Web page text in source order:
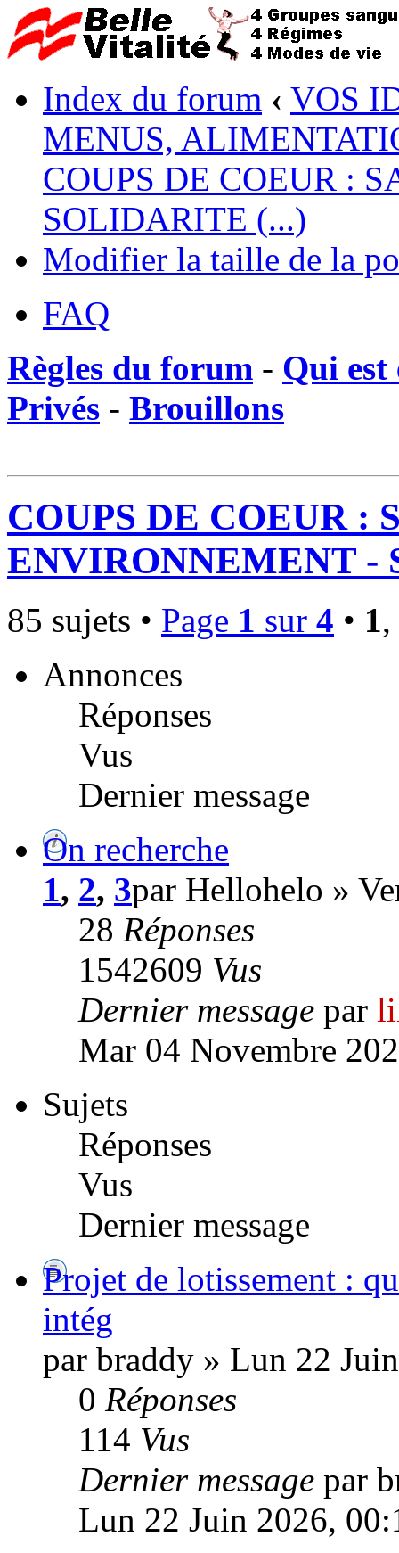
Index du forum ‹ VOS
MENUS,
COUPS DE COEUR :
SOLIDARITE (...)
Modifier la taille de la
FAQ
Règles du forum - Qui est
Privés - Brouillons
COUPS DE COEUR :
ENVIRONNEMENT -
85 sujets • Page 1 sur 4 • 1,
Annonces
Réponses
Vus
Dernier message
On recherche
1, 2, 3par Hellohelo »
28 Réponses
1542609 Vus
Dernier message par
Mar 04 Novembre
Sujets
Réponses
Vus
Dernier message
Projet de lotissement :
intég
par braddy » Lun 22
0 Réponses
114 Vus
Dernier message par
Lun 22 Juin 2026,